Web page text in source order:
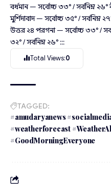
বর্ধমান — সর্বোচ্চ ৩৩° / সর্বনিম্ন
মুর্শিদাবাদ — সর্বোচ্চ ৩৫° / সর্বনিম্ন
উত্তর ২৪ পরগনা — সর্বোচ্চ ৩৩° /
৩২° / সর্বনিম্ন ২৬° :::
Total Views:0
TAGGED:
#amudaryanews
#weatherforecast
#GoodMorningEveryone